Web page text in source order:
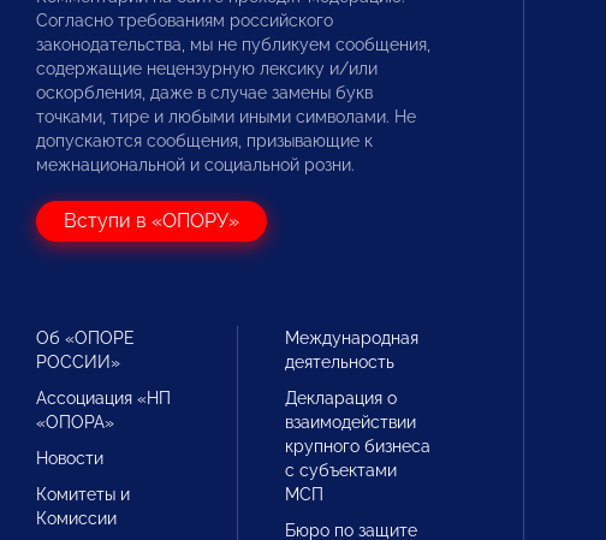
Согласно требованиям российского
законодательства, мы не публикуем сообщения,
содержащие нецензурную лексику и/или
оскорбления, даже в случае замены букв
точками, тире и любыми иными символами. Не
допускаются сообщения, призывающие к
межнациональной и социальной розни.
Вступи в «ОПОРУ»
Об «ОПОРЕ
РОССИИ»
Ассоциация «НП
«ОПОРА»
Новости
Комитеты и
Комиссии
Международная
деятельность
Декларация о
взаимодействии
крупного бизнеса
с субъектами
МСП
Бюро по защите